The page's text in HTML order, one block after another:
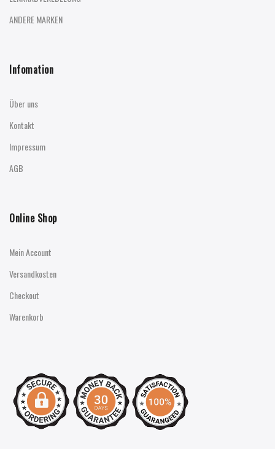
ANDERE MARKEN
Infomation
Über uns
Kontakt
Impressum
AGB
Online Shop
Mein Account
Versandkosten
Checkout
Warenkorb